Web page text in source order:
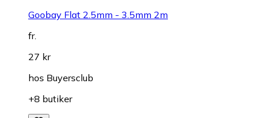
Goobay Flat 2.5mm - 3.5mm 2m
fr.
27 kr
hos Buyersclub
+8 butiker